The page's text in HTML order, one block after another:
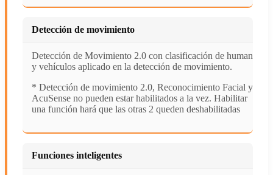
Detección de movimiento
Detección de Movimiento 2.0 con clasificación de humanos
y vehículos aplicado en la detección de movimiento.
* Detección de movimiento 2.0, Reconocimiento Facial y
AcuSense no pueden estar habilitados a la vez. Habilitar
una función hará que las otras 2 queden deshabilitadas
Funciones inteligentes